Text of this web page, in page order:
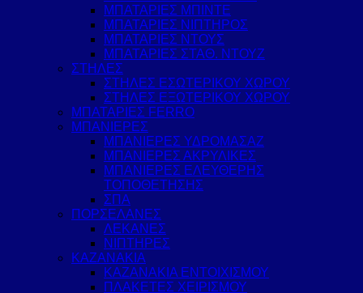
ΜΠΑΤΑΡΙΕΣ ΜΠΙΝΤΕ
ΜΠΑΤΑΡΙΕΣ ΝΙΠΤΗΡΟΣ
ΜΠΑΤΑΡΙΕΣ ΝΤΟΥΣ
ΜΠΑΤΑΡΙΕΣ ΣΤΑΘ. ΝΤΟΥΖ
ΣΤΗΛΕΣ
ΣΤΗΛΕΣ ΕΣΩΤΕΡΙΚΟΥ ΧΩΡΟΥ
ΣΤΗΛΕΣ ΕΞΩΤΕΡΙΚΟΥ ΧΩΡΟΥ
ΜΠΑΤΑΡΙΕΣ FERRO
ΜΠΑΝΙΕΡΕΣ
ΜΠΑΝΙΕΡΕΣ ΥΔΡΟΜΑΣΑΖ
ΜΠΑΝΙΕΡΕΣ ΑΚΡΥΛΙΚΕΣ
ΜΠΑΝΙΕΡΕΣ ΕΛΕΥΘΕΡΗΣ
ΤΟΠΟΘΕΤΗΣΗΣ
ΣΠΑ
ΠΟΡΣΕΛΑΝΕΣ
ΛΕΚΑΝΕΣ
ΝΙΠΤΗΡΕΣ
ΚΑΖΑΝΑΚΙΑ
ΚΑΖΑΝΑΚΙΑ ΕΝΤΟΙΧΙΣΜΟΥ
ΠΛΑΚΕΤΕΣ ΧΕΙΡΙΣΜΟΥ